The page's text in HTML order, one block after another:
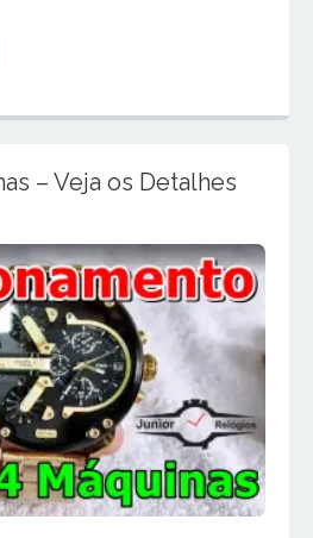
– Veja os Detalhes